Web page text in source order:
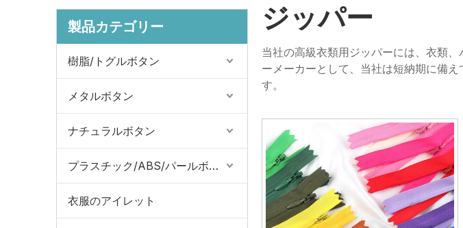
製品カテゴリー
樹脂/トグルボタン
メタルボタン
ナチュラルボタン
プラスチック/ABS/パールボタン
衣服のアイレット
ジッパー
当社の高級衣類用ジッパーには、衣類
ーメーカーとして、当社は短納期に備
す。